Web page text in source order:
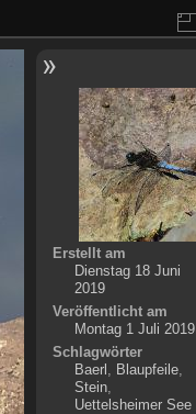
Erstellt am
Dienstag 18 Juni
2019
Veröffentlicht am
Montag 1 Juli 2019
Schlagwörter
Baerl , Blaupfeile,
Stein,
Uettelsheimer See